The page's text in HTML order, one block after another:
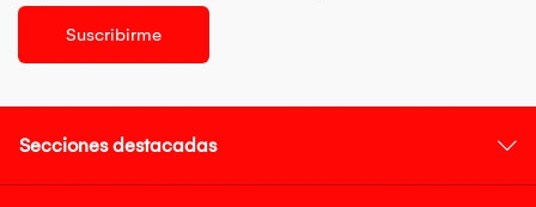
Suscribirme
Secciones destacadas